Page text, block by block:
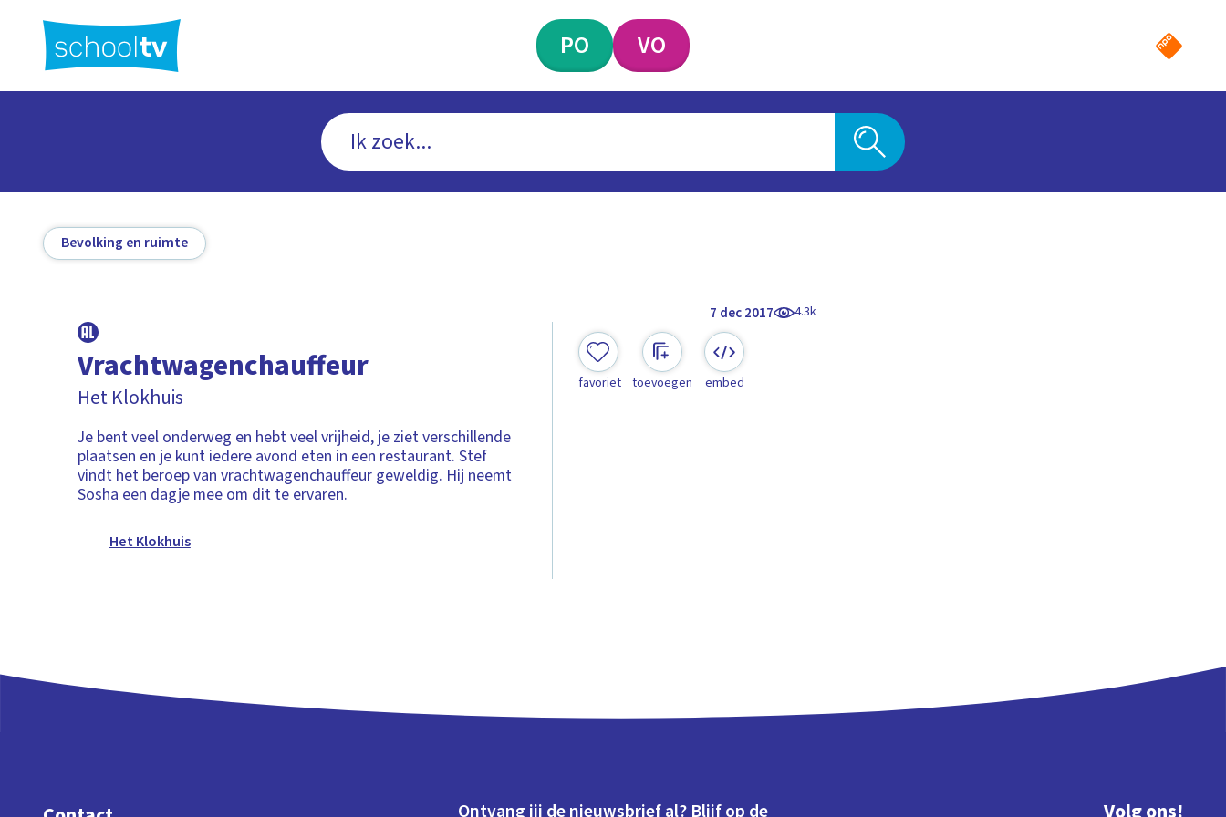
hoofdinhoud
PO VO
Bevolking en ruimte
7 dec 2017 4.3k
Vrachtwagenchauffeur
Het Klokhuis
Je bent veel onderweg en hebt veel vrijheid, je ziet verschillende
plaatsen en je kunt iedere avond eten in een restaurant. Stef
vindt het beroep van vrachtwagenchauffeur geweldig. Hij neemt
Sosha een dagje mee om dit te ervaren.
Het Klokhuis
favoriet toevoegen embed
Ontvang jij de nieuwsbrief al? Blijf op de